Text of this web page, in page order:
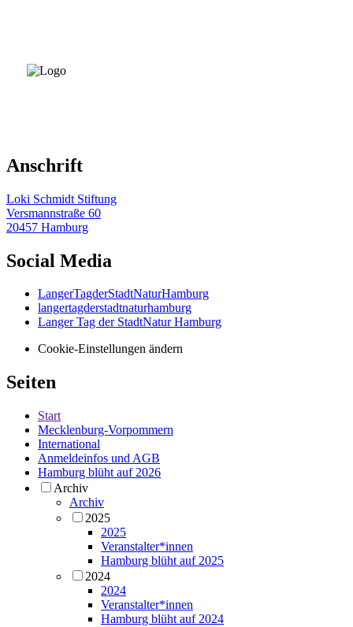
Anschrift
Loki Schmidt Stiftung
Versmannstraße 60
20457 Hamburg
Social Media
LangerTagderStadtNaturHamburg
langertagderstadtnaturhamburg
Langer Tag der StadtNatur Hamburg
Cookie-Einstellungen ändern
Seiten
Start
Mecklenburg-Vorpommern
International
Anmeldeinfos und AGB
Hamburg blüht auf 2026
Archiv
Archiv
2025
2025
Veranstalter*innen
Hamburg blüht auf 2025
2024
2024
Veranstalter*innen
Hamburg blüht auf 2024